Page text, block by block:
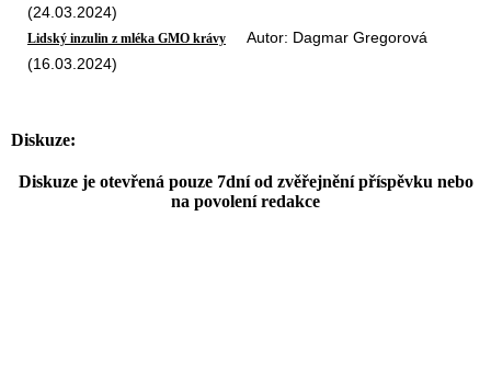
(24.03.2024)
Lidský inzulin z mléka GMO krávy Autor: Dagmar Gregorová
(16.03.2024)
Diskuze:
Diskuze je otevřená pouze 7dní od zvěřejnění příspěvku nebo
na povolení redakce